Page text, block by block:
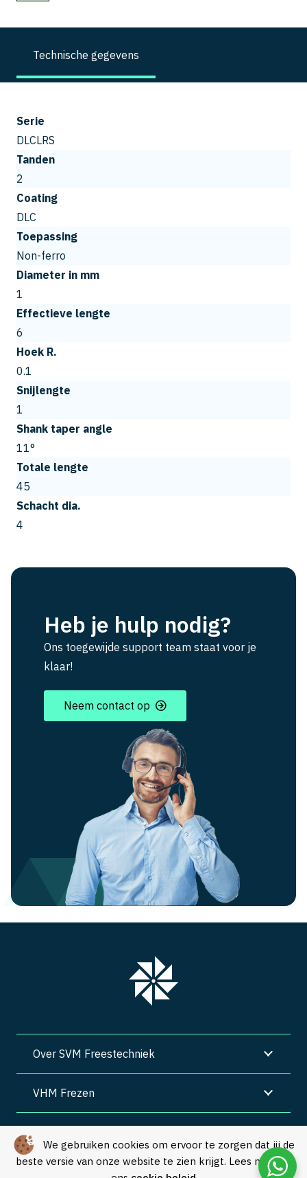
We gebruiken cookies om ervoor te zorgen dat jij de
beste versie van onze website te zien krijgt. Lees meer in
Technische gegevens
Serie
DLCLRS
Tanden
2
Coating
DLC
Toepassing
Non-ferro
Diameter in mm
1
Effectieve lengte
6
Hoek R.
0.1
Snijlengte
1
Shank taper angle
11°
Totale lengte
45
Schacht dia.
4
Heb je hulp nodig?
Ons toegewijde support team staat voor je
klaar!
Neem contact op
Over SVM Freestechniek
VHM Frezen
Algemene voorwaarden | Privacy